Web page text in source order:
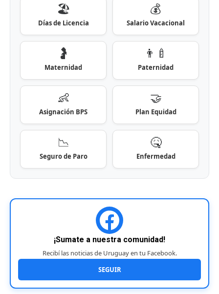
🏖️
Días de Licencia
💰
Salario Vacacional
🤰
Maternidad
👨‍🍼
Paternidad
👶
Asignación BPS
🤝
Plan Equidad
📉
Seguro de Paro
🤒
Enfermedad
¡Sumate a nuestra comunidad!
Recibí las noticias de Uruguay en tu Facebook.
SEGUIR